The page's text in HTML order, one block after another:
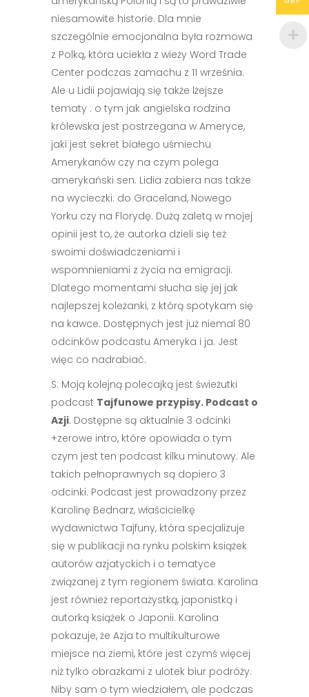
niesamowite historie. Dla mnie
szczególnie emocjonalna była rozmowa
z Polką, która uciekła z wieży Word Trade
Center podczas zamachu z 11 września.
Ale u Lidii pojawiają się także lżejsze
tematy : o tym jak angielska rodzina
królewska jest postrzegana w Ameryce,
jaki jest sekret białego uśmiechu
Amerykanów czy na czym polega
amerykański sen. Lidia zabiera nas także
na wycieczki: do Graceland, Nowego
Yorku czy na Florydę. Dużą zaletą w mojej
opinii jest to, że autorka dzieli się też
swoimi doświadczeniami i
wspomnieniami z życia na emigracji.
Dlatego momentami słucha się jej jak
najlepszej koleżanki, z którą spotykam się
na kawce. Dostępnych jest już niemal 80
odcinków podcastu Ameryka i ja. Jest
więc co nadrabiać.
S: Moją kolejną polecajką jest świeżutki
podcast Tajfunowe przypisy. Podcast o
Azji. Dostępne są aktualnie 3 odcinki
+zerowe intro, które opowiada o tym
czym jest ten podcast kilku minutowy. Ale
takich pełnoprawnych są dopiero 3
odcinki. Podcast jest prowadzony przez
Karolinę Bednarz, właścicielkę
wydawnictwa Tajfuny, która specjalizuje
się w publikacji na rynku polskim książek
autorów azjatyckich i o tematyce
związanej z tym regionem świata. Karolina
jest również reportażystką, japonistką i
autorką książek o Japonii. Karolina
pokazuje, że Azja to multikulturowe
miejsce na ziemi, które jest czymś więcej
niż tylko obrazkami z ulotek biur podróży.
Niby sam o tym wiedziałem, ale podczas